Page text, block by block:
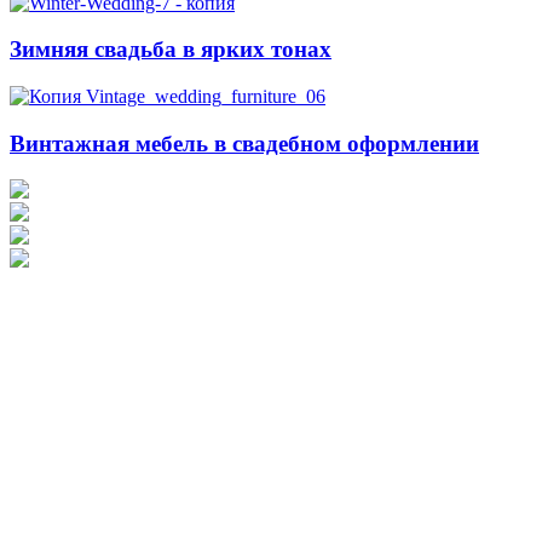
Зимняя свадьба в ярких тонах
Винтажная мебель в свадебном оформлении